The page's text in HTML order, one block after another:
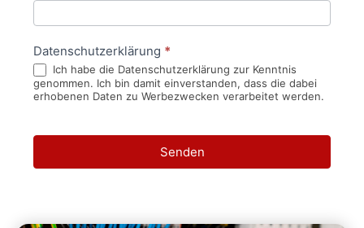
Datenschutzerklärung *
Ich habe die Datenschutzerklärung zur Kenntnis
genommen. Ich bin damit einverstanden, dass die dabei
erhobenen Daten zu Werbezwecken verarbeitet werden.
Senden